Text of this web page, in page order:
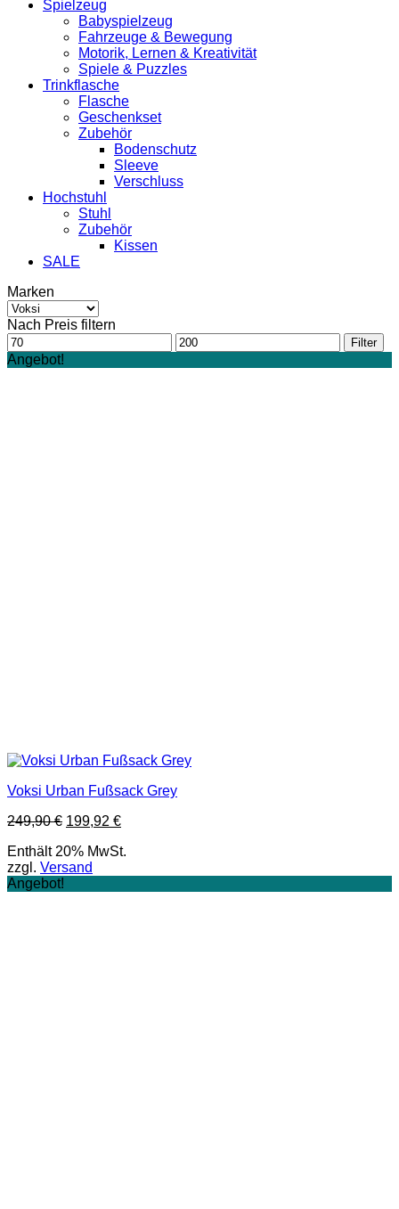
Spielzeug
Babyspielzeug
Fahrzeuge & Bewegung
Motorik, Lernen & Kreativität
Spiele & Puzzles
Trinkflasche
Flasche
Geschenkset
Zubehör
Bodenschutz
Sleeve
Verschluss
Hochstuhl
Stuhl
Zubehör
Kissen
SALE
Marken
Nach Preis filtern
Min.
Preis
Max.
Preis
Filter
Angebot!
Voksi Urban Fußsack Grey
249,90€ Ursprünglicher
war:
249,90 €
199,92 €Aktueller
ist:
Enthält 20% MwSt.
zzgl. Versand
Angebot!